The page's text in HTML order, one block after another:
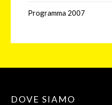
Programma 2007
DOVE SIAMO